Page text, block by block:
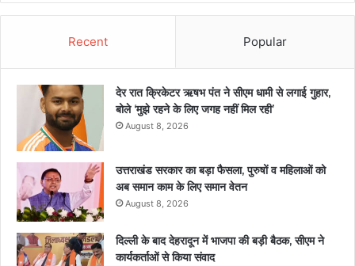
Recent Popular
देर रात क्रिकेटर ऋषभ पंत ने सीएम धामी से लगाई गुहार,
बोले ‘मुझे रहने के लिए जगह नहीं मिल रही’
August 8, 2026
उत्तराखंड सरकार का बड़ा फैसला, पुरुषों व महिलाओं को
अब समान काम के लिए समान वेतन
August 8, 2026
दिल्ली के बाद देहरादून में भाजपा की बड़ी बैठक, सीएम ने
कार्यकर्ताओं से किया संवाद